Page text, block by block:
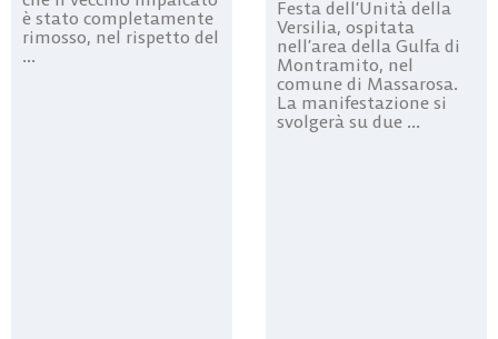
è stato completamente
rimosso, nel rispetto del
...
Festa dell’Unità della
Versilia, ospitata
nell’area della Gulfa di
Montramito, nel
comune di Massarosa.
La manifestazione si
svolgerà su due ...